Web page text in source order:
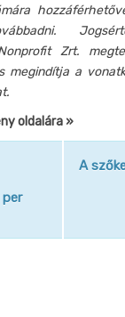
Zrt.
megindítja a
oldalára »
A